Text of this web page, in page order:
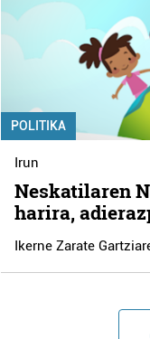
POLITIKA
Irun
Neskatilaren
harira,
Ikerne Zarate